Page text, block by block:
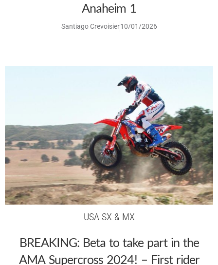
Anaheim 1
Santiago Crevoisier10/01/2026
USA SX & MX
BREAKING: Beta to take part in the
AMA Supercross 2024! – First rider